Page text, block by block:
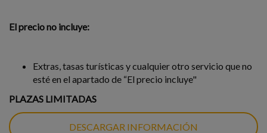
El precio no incluye:
Extras, tasas turísticas y cualquier otro servicio que no
esté en el apartado de “El precio incluye"
PLAZAS LIMITADAS
DESCARGAR INFORMACIÓN